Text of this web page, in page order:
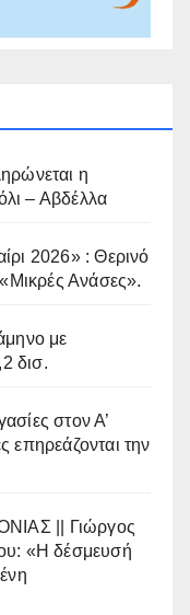
η
– Αβδέλλα
2026» : Θερινό
Ανάσες».
με
δισ.
στον Α’
επηρεάζονται την
|| Γιώργος
«Η δέσμευσή